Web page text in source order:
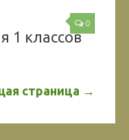
0
1 классов
страница →